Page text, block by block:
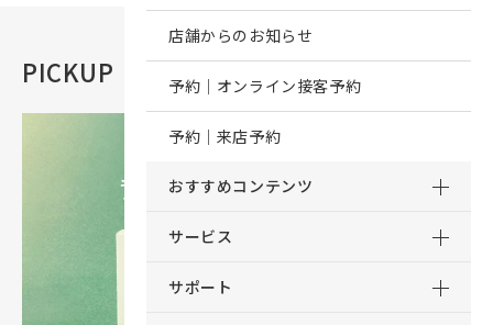
店舗からのお知らせ
予約｜オンライン接客予約
予約｜来店予約
おすすめコンテンツ
サービス
サポート
PICKUP おすすめコンテンツ